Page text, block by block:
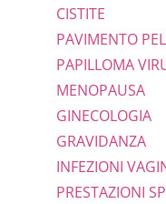
CISTITE
PAVIMENTO
PAPILLOMA
MENOPAUSA
GINECOLOGIA
GRAVIDANZA
INFEZIONI
PRESTAZIONI